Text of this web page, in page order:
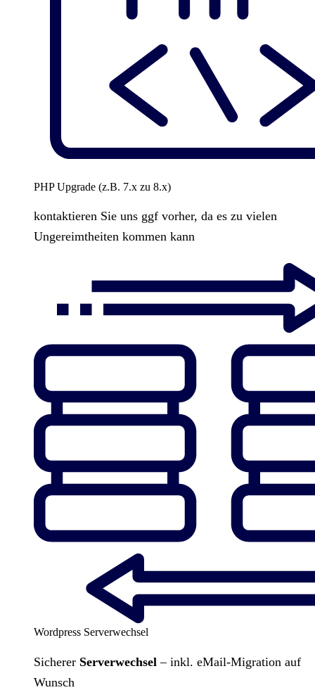
PHP Upgrade (z.B. 7.x zu 8.x)
kontaktieren Sie uns ggf vorher, da es zu vielen
Ungereimtheiten kommen kann
Wordpress Serverwechsel
Sicherer Serverwechsel – inkl. eMail-Migration auf
Wunsch